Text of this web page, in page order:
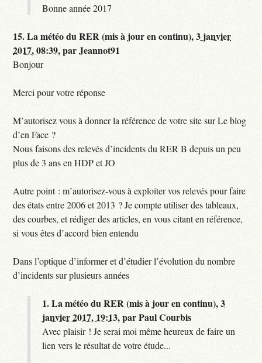
Bonne année 2017
15.La météo du RER (mis à jour en continu),3 janvier
2017, 08:39,parJeannot91
Bonjour
Merci pour votre réponse
M’autorisez vous à donner la référence de votre site sur Le blog
d’en Face ?
Nous faisons des relevés d’incidents du RER B depuis un peu
plus de 3 ans en HDP et JO
Autre point : m’autorisez-vous à exploiter vos relevés pour faire
des états entre 2006 et 2013 ? Je compte utiliser des tableaux,
des courbes, et rédiger des articles, en vous citant en référence,
si vous êtes d’accord bien entendu
Dans l’optique d’informer et d’étudier l’évolution du nombre
d’incidents sur plusieurs années
1.La météo du RER (mis à jour en continu),3
janvier 2017, 19:13,parPaul Courbis
Avec plaisir ! Je serai moi même heureux de faire un
lien vers le résultat de votre étude...